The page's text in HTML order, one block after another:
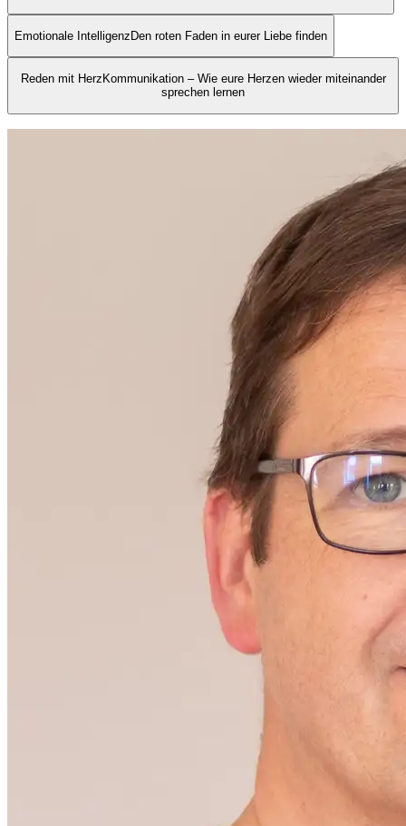
Emotionale Intelligenz Den roten Faden in eurer Liebe finden
Reden mit Herz Kommunikation – Wie eure Herzen wieder miteinander
sprechen lernen